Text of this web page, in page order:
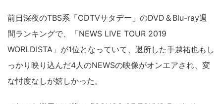
前日深夜のTBS系「CDTVサタデー」のDVD＆Blu-ray週
間ランキングで、「NEWS LIVE TOUR 2019
WORLDISTA」が1位となっていて、退所した手越祐也もし
っかり映り込んだ4人のNEWSの映像がオンエアされ、変
な忖度なしが嬉しかった。